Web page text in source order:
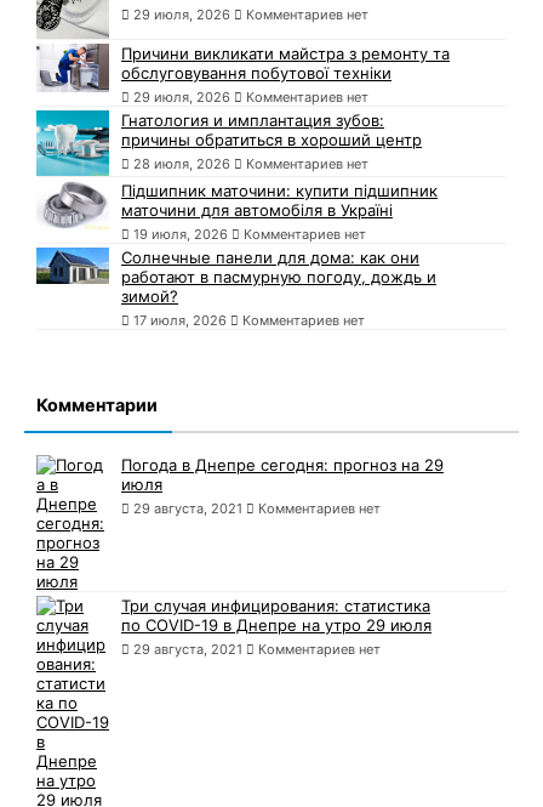
29 июля, 2026 Комментариев нет
Причини викликати майстра з ремонту та
обслуговування побутової техніки
29 июля, 2026 Комментариев нет
Гнатология и имплантация зубов:
причины обратиться в хороший центр
28 июля, 2026 Комментариев нет
Підшипник маточини: купити підшипник
маточини для автомобіля в Україні
19 июля, 2026 Комментариев нет
Солнечные панели для дома: как они
работают в пасмурную погоду, дождь и
зимой?
17 июля, 2026 Комментариев нет
Комментарии
Погода в Днепре сегодня: прогноз на 29
июля
29 августа, 2021 Комментариев нет
Три случая инфицирования: статистика
по COVID-19 в Днепре на утро 29 июля
29 августа, 2021 Комментариев нет